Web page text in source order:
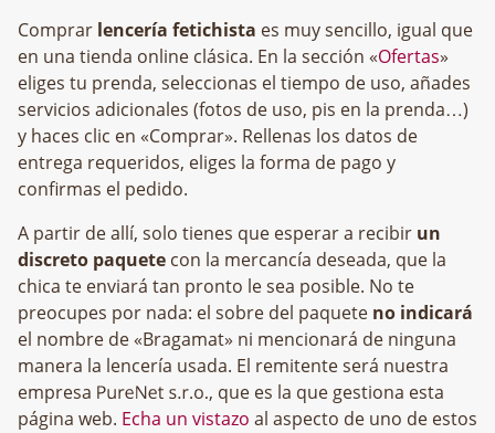
Comprar lencería fetichista es muy sencillo, igual que
en una tienda online clásica. En la sección «Ofertas»
eliges tu prenda, seleccionas el tiempo de uso, añades
servicios adicionales (fotos de uso, pis en la prenda…)
y haces clic en «Comprar». Rellenas los datos de
entrega requeridos, eliges la forma de pago y
confirmas el pedido.
A partir de allí, solo tienes que esperar a recibir un
discreto paquete con la mercancía deseada, que la
chica te enviará tan pronto le sea posible. No te
preocupes por nada: el sobre del paquete no indicará
el nombre de «Bragamat» ni mencionará de ninguna
manera la lencería usada. El remitente será nuestra
empresa
, que es la que gestiona esta
página web. Echa un vistazo al aspecto de uno de estos